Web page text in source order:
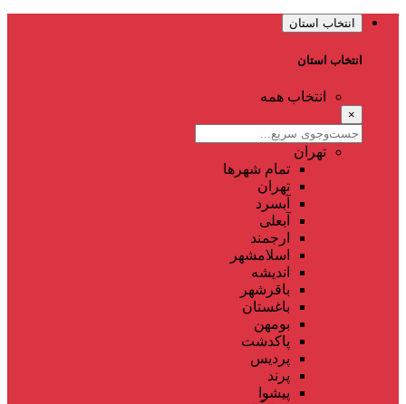
انتخاب استان
انتخاب استان
انتخاب همه
×
تهران
تمام شهر‌ها
تهران
آبسرد
آبعلی
ارجمند
اسلامشهر
اندیشه
باقرشهر
باغستان
بومهن
پاکدشت
پردیس
پرند
پیشوا